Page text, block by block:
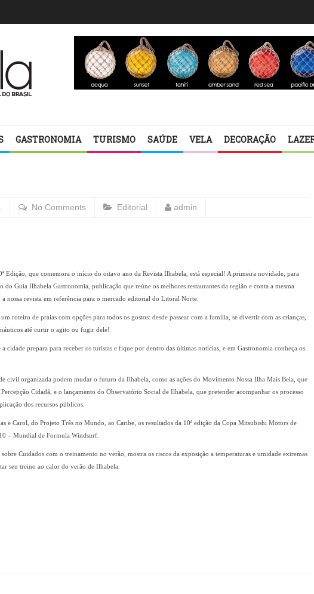
GASTRONOMIA TURISMO SAÚDE VELA DECORAÇÃO
No Comments Editorial admin
a Edição, que comemora o início do oitavo ano da Revista Ilhabela, está especial! A primeira novidade, para
Guia Ilhabela Gastronomia, publicação que reúne os melhores restaurantes da região e conta a mesma
nossa revista em referência para o mercado editorial do Litoral Norte.
roteiro de praias com opções para todos os gostos: desde passear com a família, se divertir com as crianças,
até curtir o agito ou fugir dele!
cidade prepara para receber os turistas e fique por dentro das últimas notícias, e em Gastronomia conheça os
civil organizada podem mudar o futuro da Ilhabela, como as ações do Movimento Nossa Ilha Mais Bela, que
Percepção Cidadã, e o lançamento do Observatório Social de Ilhabela, que pretender acompanhar os processo
dos recursos públicos.
e Carol, do Projeto Três no Mundo, ao Caribe, os resultados da 10ª edição da Copa Mitsubishi Motors de
– Mundial de Formula Windsurf.
Cuidados com o treinamento no verão, mostra os riscos da exposição a temperaturas e umidade extremas
seu treino ao calor do verão de Ilhabela.